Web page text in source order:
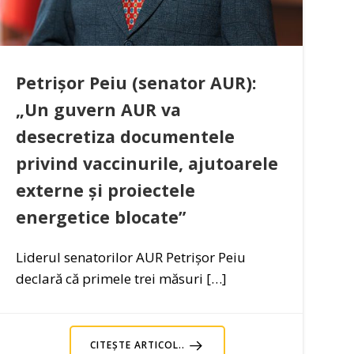
Petrișor Peiu (senator AUR):
„Un guvern AUR va
desecretiza documentele
privind vaccinurile, ajutoarele
externe și proiectele
energetice blocate”
Liderul senatorilor AUR Petrișor Peiu
declară că primele trei măsuri […]
CITEȘTE ARTICOL..